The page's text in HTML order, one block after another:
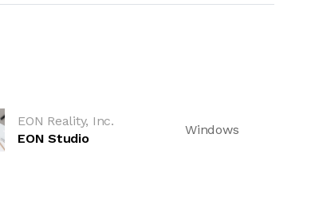
EON Reality, Inc.
EON Studio
Windows